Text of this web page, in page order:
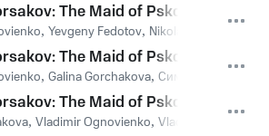
The Maid of Pskov / Act 3 -
, Yevgeny Fedotov, Nikolai Gassiev
The Maid of Pskov / Act 3 -
, Galina Gorchakova, Симфонический
The Maid of Pskov / Act 3 -
, Vladimir Ognovienko, Vladimir Galusin